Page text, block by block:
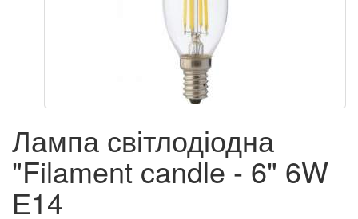
Лампа світлодіодна
"Filament candle - 6" 6W
Е14